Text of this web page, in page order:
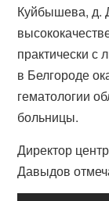
Куйбышева, д.
практически
в Белгороде
гематологии
больницы.
Директор
Давыдов